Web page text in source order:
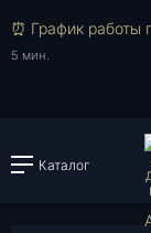
⏰ График
5 мин.
Каталог